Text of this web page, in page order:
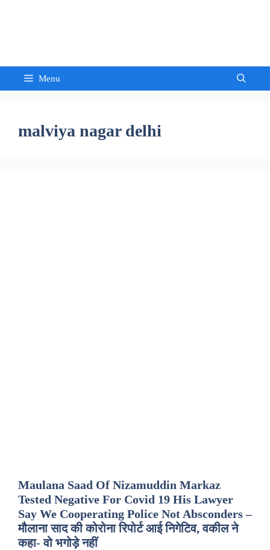
Menu
malviya nagar delhi
Maulana Saad Of Nizamuddin Markaz
Tested Negative For Covid 19 His Lawyer
Say We Cooperating Police Not Absconders –
मौलाना साद की कोरोना रिपोर्ट आई निगेटिव, वकील ने
कहा- वो भगोड़े नहीं